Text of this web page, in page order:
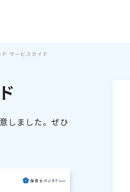
サービスガイド
しました。ぜひ